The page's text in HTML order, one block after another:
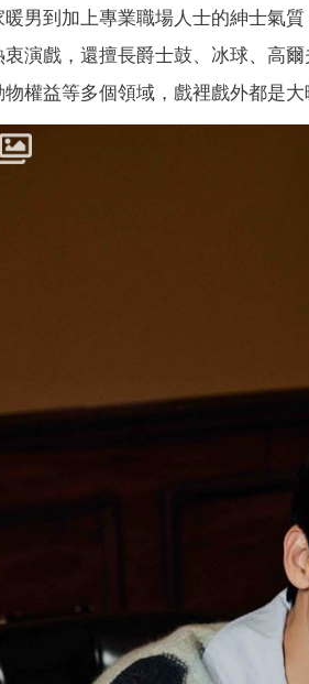
暖男到加上專業職場人士的紳士氣
衷演戲，還擅長爵士鼓、冰球、高
權益等多個領域，戲裡戲外都是大